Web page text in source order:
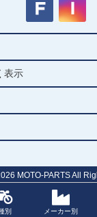
別 メーカー別
表示
MOTO-PARTS All